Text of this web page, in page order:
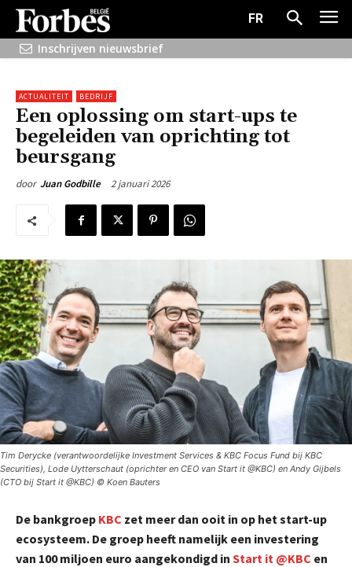
FR
Inschrijven nieuwsbrief
ACTUALITEIT BEDRIJF
Een oplossing om start-ups te
begeleiden van oprichting tot
beursgang
door Juan Godbille 2 januari 2026
Tim Derycke (verantwoordelijke Investment Services & KBC Focus Fund bij KBC
Securities), Lode Uytterschaut (oprichter en CEO van Start it @KBC) en Andy Gijbels
(CTO bij Start it @KBC) © Koen Bauters
De bankgroep KBC zet meer dan ooit in op het start-up
ecosysteem. De groep heeft namelijk een investering
van 100 miljoen euro aangekondigd in Start it @KBC en